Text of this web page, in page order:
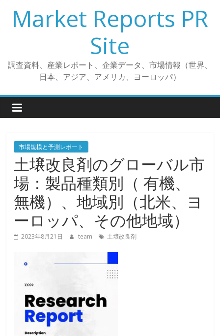
プ
Market Reports PR
Site
調査資料、産業レポート、企業データ、市場情報（世界、
日本、アジア、アメリカ、ヨーロッパ）
市場規模と予測レポート
土壌改良剤のグローバル市
場：製品種類別（ 有機、
無機）、地域別（北米、ヨ
ーロッパ、その他地域）
2023年8月21日 team 土壌改良剤